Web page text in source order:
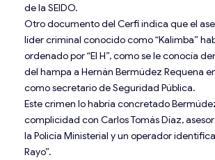
de la SEIDO.
Otro documento del Cerfi indica que el
líder criminal conocido como “Kalimba”
ordenado por “El H”, como se le conocía
del hampa a Hernán Bermúdez Requena
como secretario de Seguridad Pública.
Este crimen lo habría concretado
complicidad con Carlos Tomás Díaz,
la Policía Ministerial y un operador
Rayo”.